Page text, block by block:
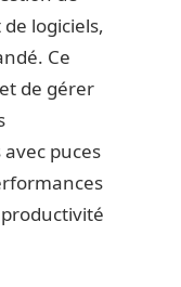
logiciels,
Ce
de gérer
puces